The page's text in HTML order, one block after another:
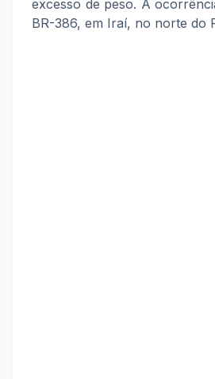
excesso de peso. A
BR-386, em Iraí, no norte do